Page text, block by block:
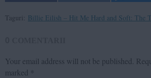
Taguri: Billie Eilish – Hit Me Hard and Soft: The
Your email address will not be published.
marked *